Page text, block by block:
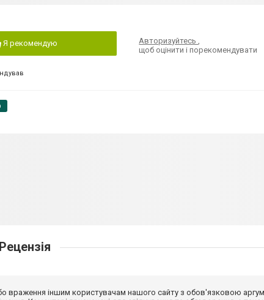
Я рекомендую Авторизуйтесь
щоб оцінити і порекомендувати
Рецензія
враження іншим користувачам нашого сайту з обов'язковою